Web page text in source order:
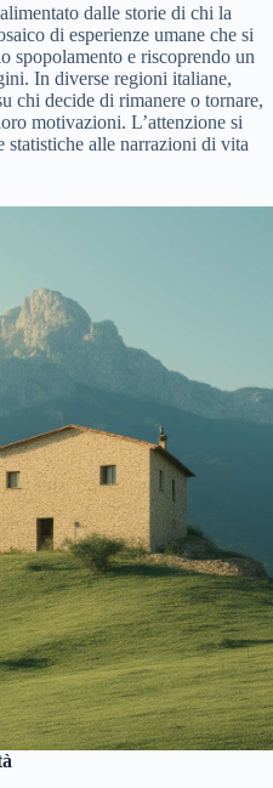
dalle storie di chi la
di esperienze umane che si
spopolamento e riscoprendo un
In diverse regioni italiane,
chi decide di rimanere o tornare,
motivazioni. L’attenzione si
statistiche alle narrazioni di vita